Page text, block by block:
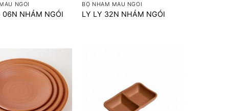
NGÓI
06N NHÁM NGÓI
BỘ NHÁM MÀU NGÓI
LY LY 32N NHÁM NGÓI